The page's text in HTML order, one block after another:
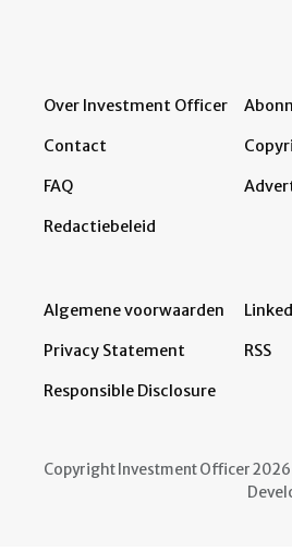
Over Investment Officer
Contact
FAQ
Redactiebeleid
Algemene voorwaarden
Privacy Statement
Responsible Disclosure
RSS
Copyright Investment Officer 2026